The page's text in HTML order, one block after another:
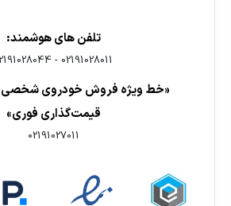
تلفن های هوشمند:
02191028011
-
«خط ویژه فروش خودروی شخصی |
قیمت‌گذاری فوری»
02191027011